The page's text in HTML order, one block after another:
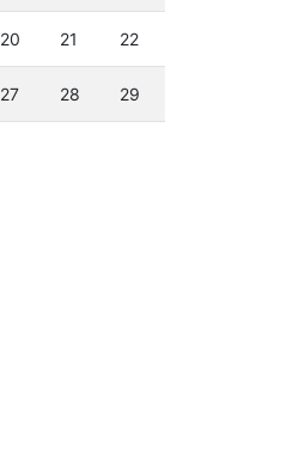
20 21 22
27 28 29